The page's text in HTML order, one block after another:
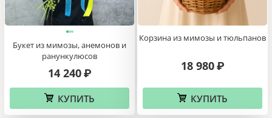
Букет из мимозы, анемонов и
ранункулюсов
14 240 ₽
КУПИТЬ
Корзина из мимозы и тюльпанов
18 980 ₽
КУПИТЬ